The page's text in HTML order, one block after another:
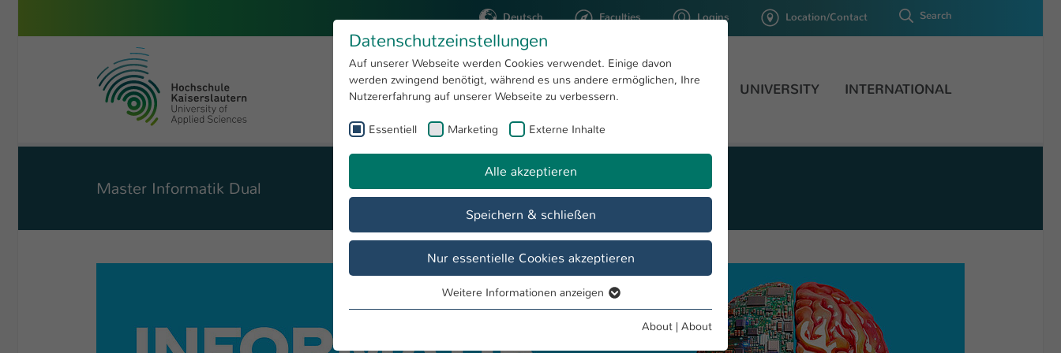
Deutsch Faculties Logins Location/Contact Search
University of Applied Sciences Kaiserslautern
STUDYING RESEARCH UNIVERSITY INTERNATIONAL
You are here: Computer Science Informatik Dual
Master Informatik Dual
Datenschutzeinstellungen
Auf unserer Webseite werden Cookies verwendet. Einige davon
werden zwingend benötigt, während es uns andere ermöglichen, Ihre
Nutzererfahrung auf unserer Webseite zu verbessern.
Essentiell Marketing Externe Inhalte
Alle akzeptieren
Speichern & schließen
Nur essentielle Cookies akzeptieren
Essentielle Cookies werden für grundlegende Funktionen der
Weitere Informationen anzeigen
About | About